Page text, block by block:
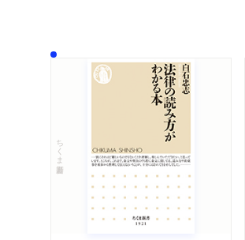
ちくま新書